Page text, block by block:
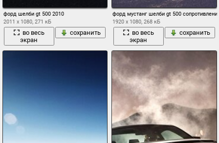
форд шелби gt 500 2010
2011 x 1080, 271 кБ
во весь
экран
сохранить
форд мустанг шелби gt 500
1920 x 1080, 268 кБ
во весь
экран
сохранить